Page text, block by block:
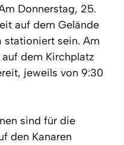
Donnerstag, 25.
auf dem Gelände
stationiert sein. Am
dem Kirchplatz
jeweils von 9:30
sind für die
den Kanaren